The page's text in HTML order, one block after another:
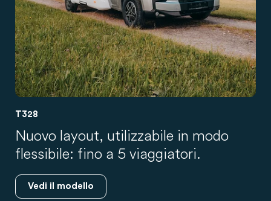
T328
Nuovo layout, utilizzabile in modo
flessibile: fino a 5 viaggiatori.
Vedi il modello